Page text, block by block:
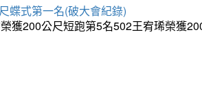
蝶式第一名(破大會紀錄)
獲200公尺短跑第5名502王宥琋榮獲